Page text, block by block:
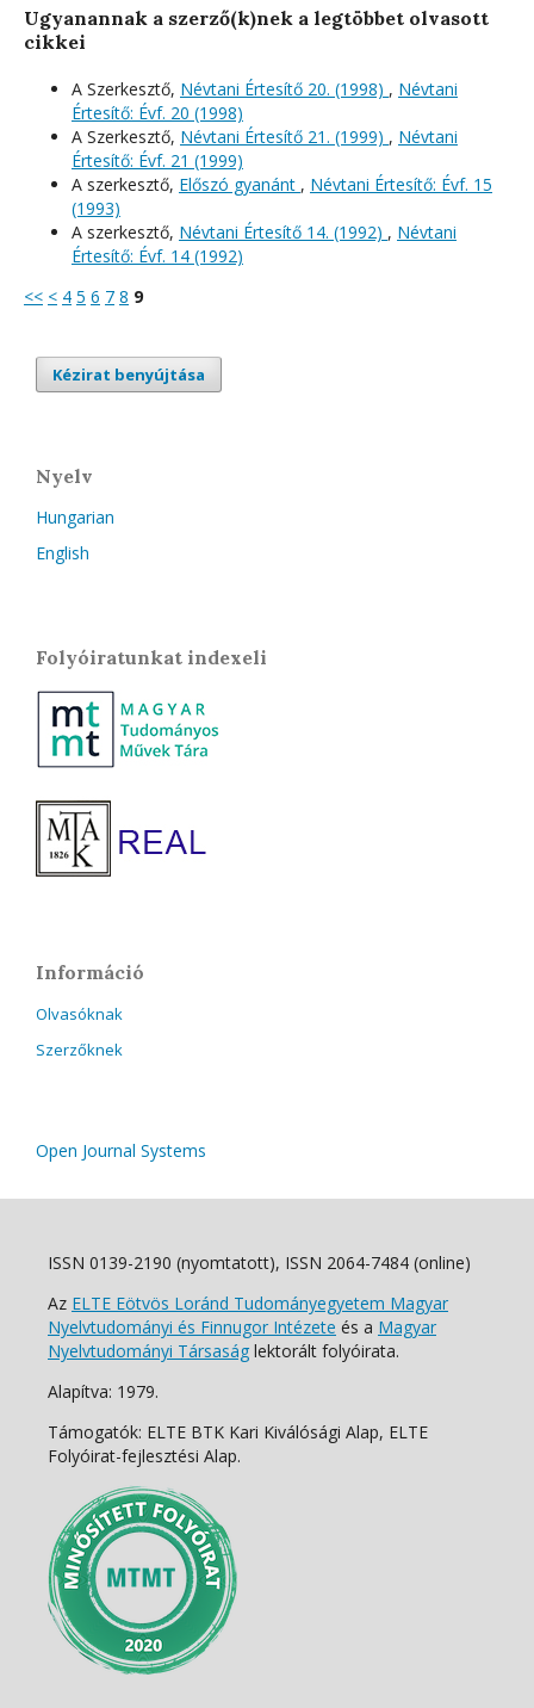
Ugyanannak a szerző(k)nek a legtöbbet olvasott
cikkei
A Szerkesztő, Névtani Értesítő 20. (1998) , Névtani
Értesítő: Évf. 20 (1998)
A Szerkesztő, Névtani Értesítő 21. (1999) , Névtani
Értesítő: Évf. 21 (1999)
A szerkesztő, Előszó gyanánt , Névtani Értesítő: Évf. 15
(1993)
A szerkesztő, Névtani Értesítő 14. (1992) , Névtani
Értesítő: Évf. 14 (1992)
<< < 4 5 6 7 8 9
Kézirat benyújtása
Nyelv
Hungarian
English
Folyóiratunkat indexeli
Információ
Olvasóknak
Szerzőknek
Open Journal Systems
ISSN 0139-2190 (nyomtatott), ISSN 2064-7484 (online)
Az ELTE Eötvös Loránd Tudományegyetem Magyar
Nyelvtudományi és Finnugor Intézete és a Magyar
Nyelvtudományi Társaság lektorált folyóirata.
Alapítva: 1979.
Támogatók: ELTE BTK Kari Kiválósági Alap, ELTE
Folyóirat-fejlesztési Alap.